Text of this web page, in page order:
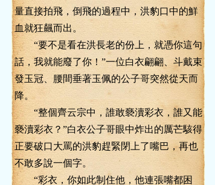
量直接拍飛，倒飛的過程中，洪豹口中的鮮
血就狂飆而出。
“要不是看在洪長老的份上，就憑你這句
話，我就能廢了你！”一位白衣翩翩、斗戴束
發玉冠、腰間垂著玉佩的公子哥突然從天而
降。
“整個齊云宗中，誰敢褻瀆彩衣，誰又能
褻瀆彩衣？”白衣公子哥眼中炸出的厲芒駭得
正要破口大罵的洪豹趕緊閉上了嘴巴，再也
不敢多說一個字。
“彩衣，你如此制住他，他連張嘴都困